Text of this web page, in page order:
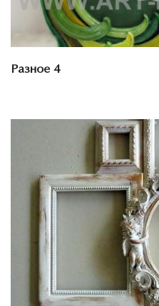
Разное 4
Смотреть